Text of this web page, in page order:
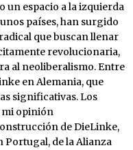
un espacio a la izquierda
países, han surgido
que buscan llenar
revolucionaria,
al neoliberalismo. Entre
en Alemania, que
significativas. Los
mi opinión
de DieLinke,
Portugal, de la Alianza